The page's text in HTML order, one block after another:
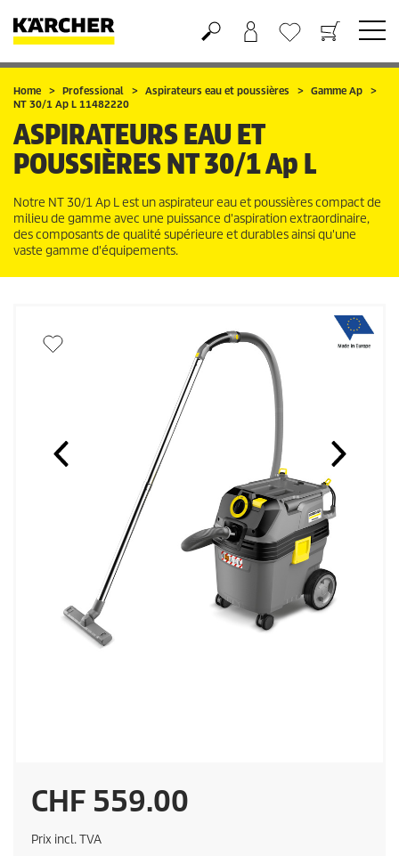
Panier
Liste d'envies
Home Professional Aspirateurs eau et poussières
Gamme Ap
NT 30/1 Ap L 11482220
ASPIRATEURS EAU ET
POUSSIÈRESNT 30/1 Ap L
Notre NT 30/1 Ap L est un aspirateur eau et poussières compact de
milieu de gamme avec une puissance d'aspiration extraordinaire,
des composants de qualité supérieure et durables ainsi qu'une
vaste gamme d'équipements.
P
r
CHF 559.00
Prix incl. TVA